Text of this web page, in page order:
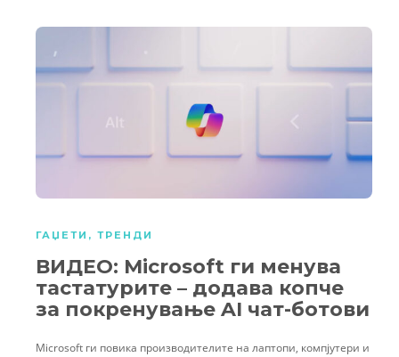
ГАЏЕТИ , ТРЕНДИ
ВИДЕО: Microsoft ги менува
тастатурите – додава копче
за покренување AI чат-ботови
Microsoft ги повика производителите на лаптопи, компјутери и